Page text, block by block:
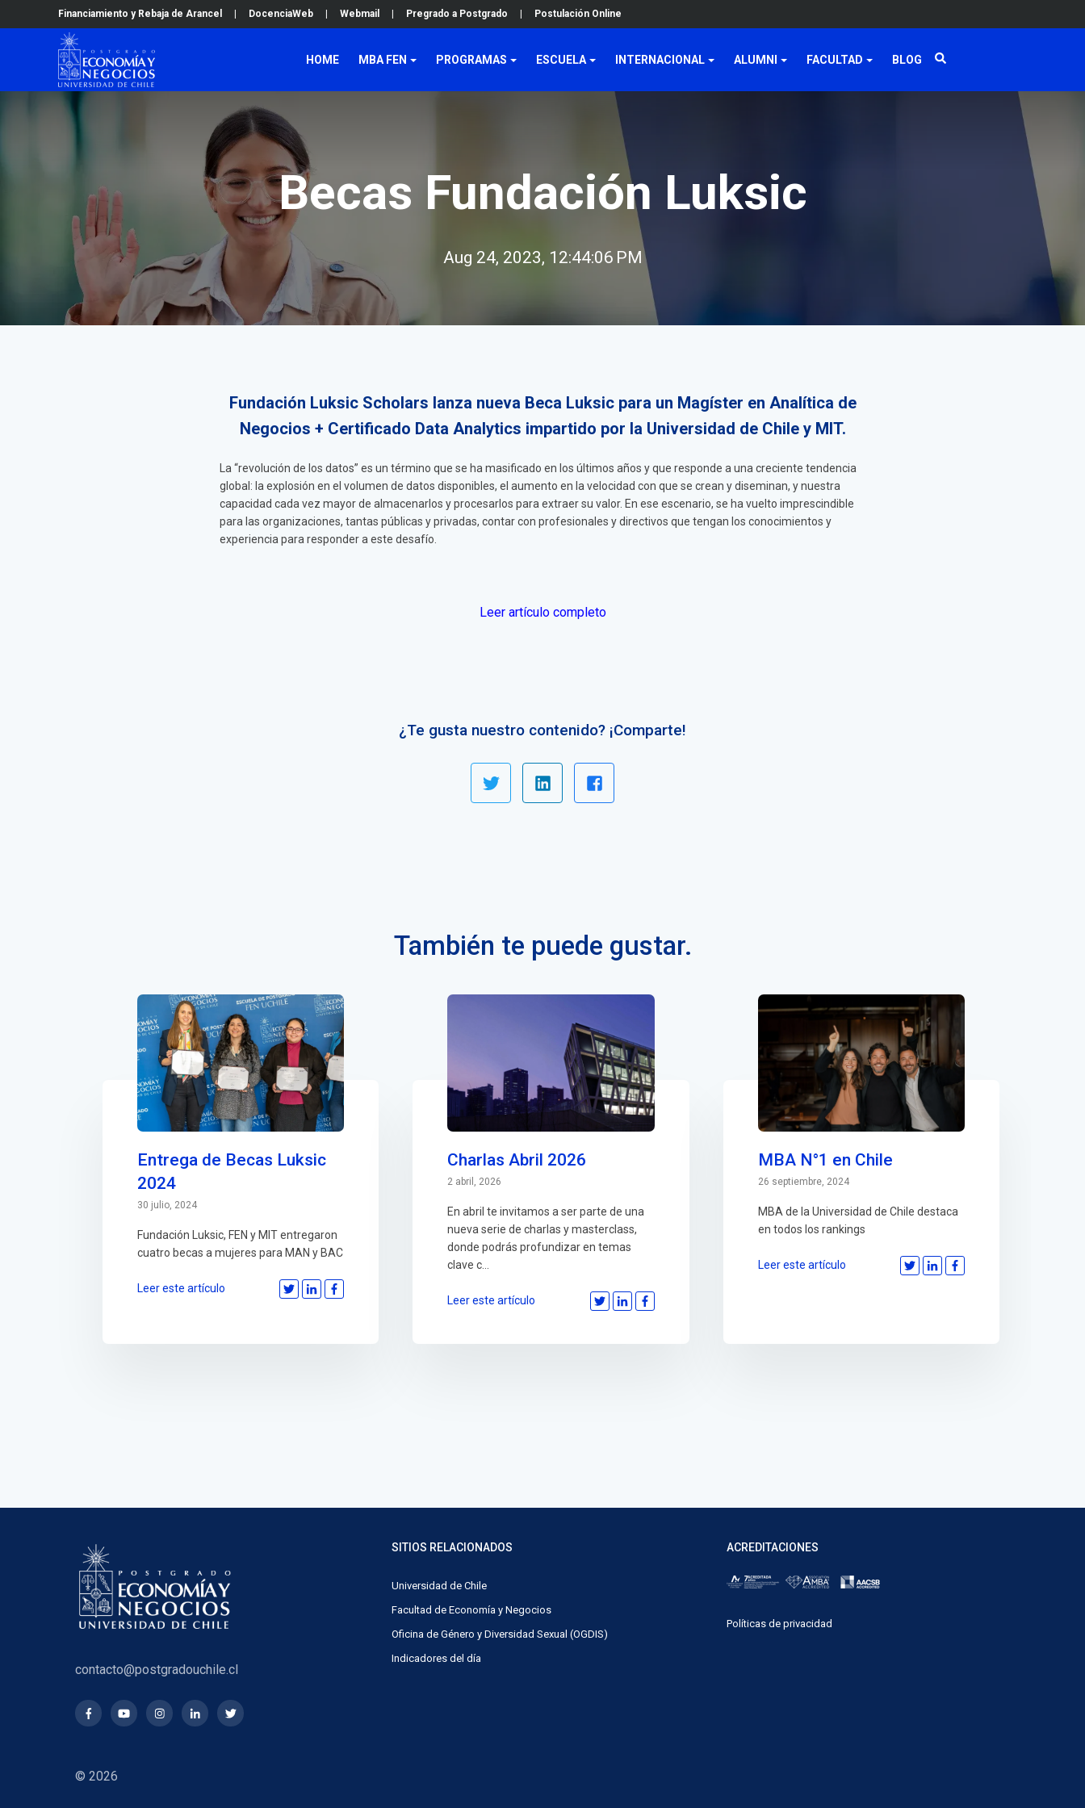
Financiamiento y Rebaja de Arancel DocenciaWeb Webmail Pregrado a Postgrado Postulación Online
HOME MBA FEN PROGRAMAS ESCUELA INTERNACIONAL ALUMNI FACULTAD BLOG
Becas Fundación Luksic
Aug 24, 2023, 12:44:06 PM
Fundación Luksic Scholars lanza nueva Beca Luksic para un Magíster en Analítica de
Negocios + Certificado Data Analytics impartido por la Universidad de Chile y MIT.
La “revolución de los datos” es un término que se ha masificado en los últimos años y que responde a una creciente tendencia
global: la explosión en el volumen de datos disponibles, el aumento en la velocidad con que se crean y diseminan, y nuestra
capacidad cada vez mayor de almacenarlos y procesarlos para extraer su valor. En ese escenario, se ha vuelto imprescindible
para las organizaciones, tantas públicas y privadas, contar con profesionales y directivos que tengan los conocimientos y
experiencia para responder a este desafío.
Leer artículo completo
¿Te gusta nuestro contenido? ¡Comparte!
También te puede gustar.
Entrega de Becas Luksic
2024
30 julio, 2024
Fundación Luksic, FEN y MIT entregaron
cuatro becas a mujeres para MAN y BAC
Leer este artículo
Charlas Abril 2026
2 abril, 2026
En abril te invitamos a ser parte de una
nueva serie de charlas y masterclass,
donde podrás profundizar en temas
clave c...
Leer este artículo
MBA N°1 en Chile
26 septiembre, 2024
MBA de la Universidad de Chile destaca
en todos los rankings
Leer este artículo
contacto@postgradouchile.cl
© 2026
SITIOS RELACIONADOS
Universidad de Chile
Facultad de Economía y Negocios
Oficina de Género y Diversidad Sexual (OGDIS)
Indicadores del día
ACREDITACIONES
Políticas de privacidad